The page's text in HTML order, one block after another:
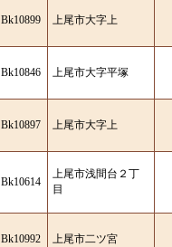
Bk10899 上尾市大字上
Bk10846 上尾市大字平塚
Bk10897 上尾市大字上
Bk10614
上尾市浅間台２丁
目
Bk10992 上尾市二ツ宮